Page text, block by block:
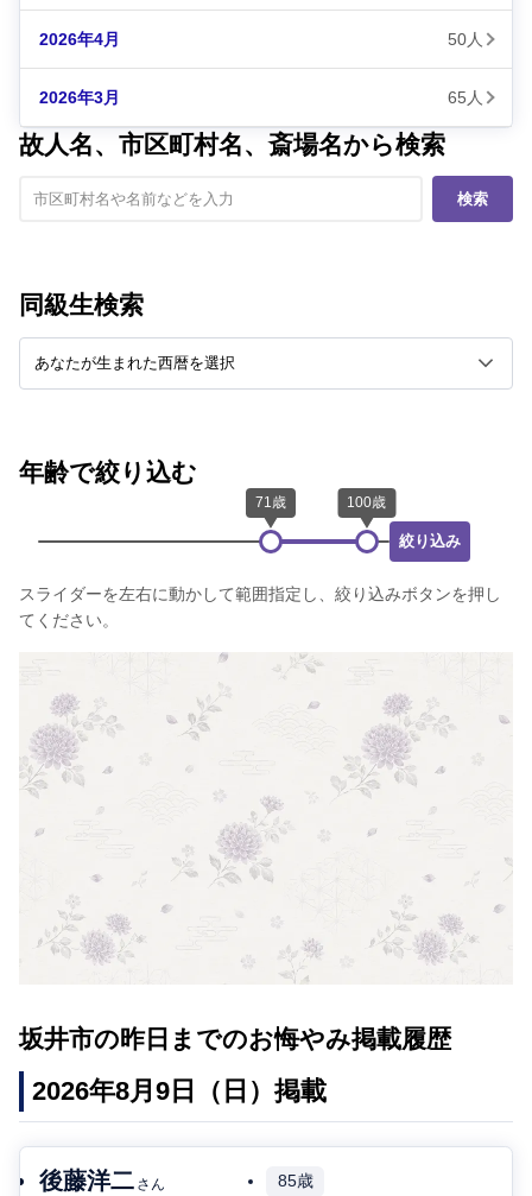
2026年4月 50人
2026年3月 65人
故人名、市区町村名、斎場名から検索
検索
同級生検索
年齢で絞り込む
絞り込み
スライダーを左右に動かして範囲指定し、絞り込みボタンを押し
てください。
坂井市の昨日までのお悔やみ掲載履歴
2026年8月9日（日）掲載
後藤洋二 さん 85歳